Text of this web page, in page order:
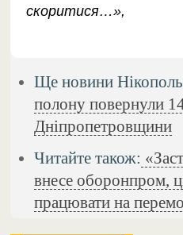
скоритися…»,
Ще новини
полону повернули
Дніпропетровщини
Читайте також:
внесе оборонпром,
працювати на